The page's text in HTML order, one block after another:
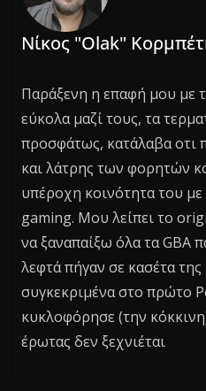
Νίκος "Olak"
Παράξενη η επαφή μου με
εύκολα μαζί τους, τα
προσφάτως, κατάλαβα οτι
και λάτρης των φορητών
υπέροχη κοινότητα του
gaming. Μου λείπει το
να ξαναπαίξω όλα τα GBA
λεφτά πήγαν σε κασέτα
συγκεκριμένα στο πρώτο
κυκλοφόρησε (την
έρωτας δεν ξεχνιέται